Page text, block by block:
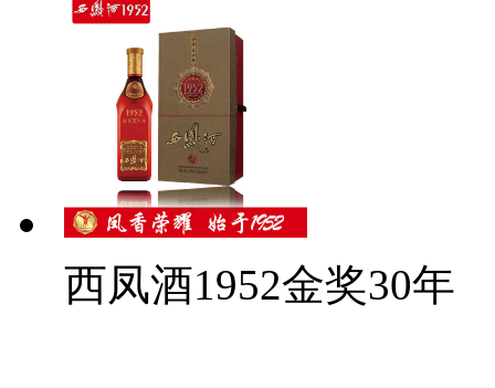
西凤酒1952金奖30年